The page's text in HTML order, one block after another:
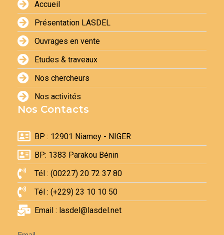
Accueil
Présentation LASDEL
Ouvrages en vente
Etudes & traveaux
Nos chercheurs
Nos activités
Nos Contacts
BP : 12901 Niamey - NIGER
BP: 1383 Parakou Bénin
Tél : (00227) 20 72 37 80
Tél : (+229) 23 10 10 50
Email : lasdel@lasdel.net